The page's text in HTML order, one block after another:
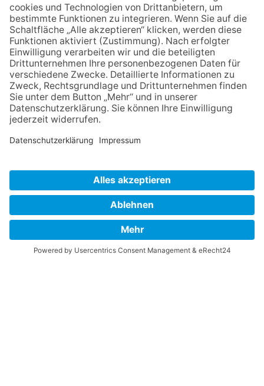
VERBRAUCHERSTREITBEILEGUNGSGESETZ
HINWEISGEBERSCHUTZGESETZ
VORLESE-FUNKTION: READSPEAKER
GOOD NEWS | ELTERNBRIEFE